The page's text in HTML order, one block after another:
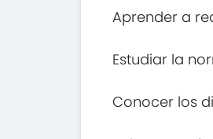
Aprender a
Estudiar la
Conocer los